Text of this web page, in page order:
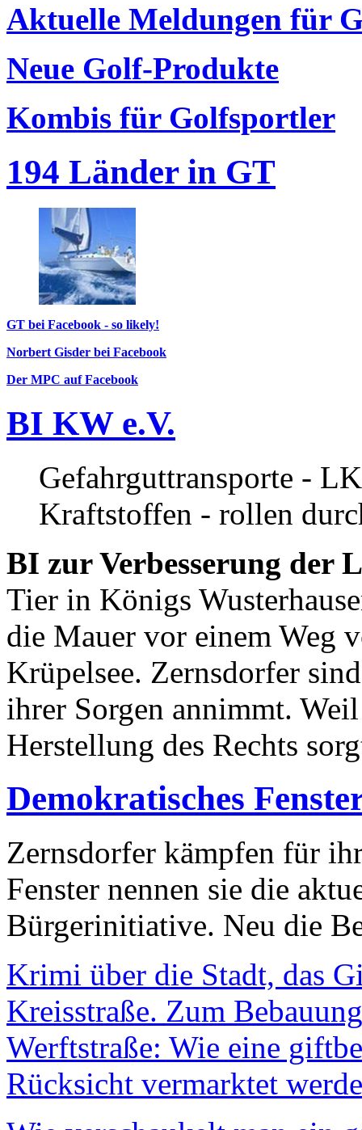
Aktuelle Meldungen für
Neue Golf-Produkte
Kombis für Golfsportler
194 Länder in GT
GT bei Facebook - so likely!
Norbert Gisder bei Facebook
Der MPC auf Facebook
BI KW e.V.
Gefahrguttransporte -
Kraftstoffen - rollen
BI zur Verbesserung der
Tier in Königs
die Mauer vor einem Weg
Krüpelsee. Zernsdorfer
ihrer Sorgen annimmt.
Herstellung des Rechts
Demokratisches
Zernsdorfer kämpfen für
Fenster nennen sie die
Bürgerinitiative. Neu die
Krimi über die Stadt, das
Kreisstraße. Zum
Werftstraße: Wie eine
Rücksicht vermarktet